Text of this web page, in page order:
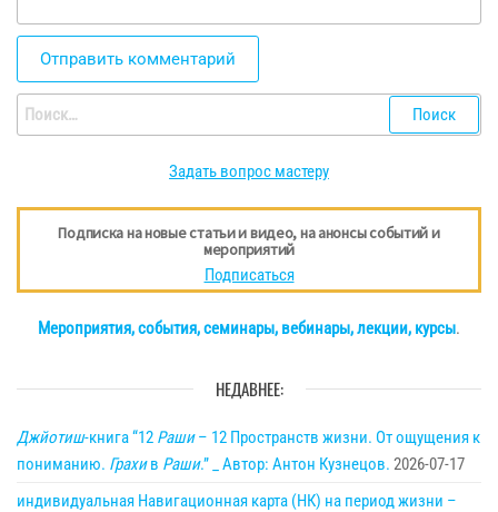
Найти:
Задать вопрос мастеру
Подписка на новые статьи и видео, на анонсы событий и
мероприятий
Подписаться
Мероприятия, события, семинары, вебинары, лекции, курсы.
НЕДАВНЕЕ:
Джйотиш-книга “12 Раши– 12 Пространств жизни. От ощущения к
пониманию. Грахив Раши.” _ Автор: Антон Кузнецов. 2026-07-17
индивидуальная Навигационная карта (НК) на период жизни –